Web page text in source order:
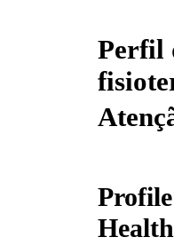
Perfil